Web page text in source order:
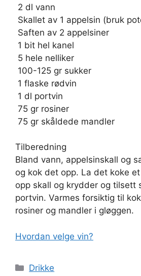
 2 dl vann
 Skallet av 1 appelsin (bruk
 Saften av 2 appelsiner
 1 bit hel kanel
 5 hele nelliker
 100-125 gr sukker
 1 flaske rødvin
 1 dl portvin
 75 gr rosiner
 75 gr skåldede mandler
Tilberedning
Bland vann, appelsinskall og
og kok det opp. La det koke
opp skall og krydder og tilsett
portvin. Varmes forsiktig til
rosiner og mandler i gløggen.
Hvordan velge vin?
Kategorier
Drikke